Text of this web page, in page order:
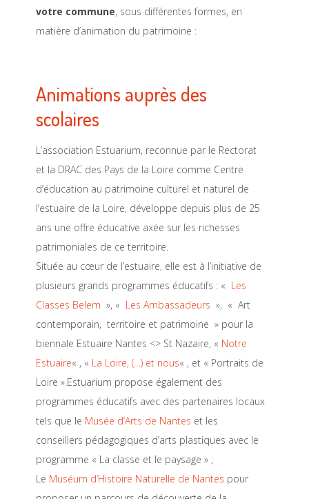
votre commune, sous différentes formes, en
matière d’animation du patrimoine :
Animations auprès des
scolaires
L’association Estuarium, reconnue par le Rectorat
et la DRAC des Pays de la Loire comme Centre
d’éducation au patrimoine culturel et naturel de
l’estuaire de la Loire, développe depuis plus de 25
ans une offre éducative axée sur les richesses
patrimoniales de ce territoire.
Située au cœur de l’estuaire, elle est à l’initiative de
plusieurs grands programmes éducatifs : « Les
Classes Belem », « Les Ambassadeurs », « Art
contemporain, territoire et patrimoine » pour la
biennale Estuaire Nantes <> St Nazaire, « Notre
Estuaire« , « La Loire, (…) et nous« , et « Portraits de
Loire ».Estuarium propose également des
programmes éducatifs avec des partenaires locaux
tels que le Musée d’Arts de Nantes et les
conseillers pédagogiques d’arts plastiques avec le
programme « La classe et le paysage » ;
Le Muséum d’Histoire Naturelle de Nantes pour